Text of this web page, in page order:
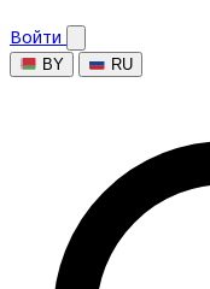
Войти
BY RU